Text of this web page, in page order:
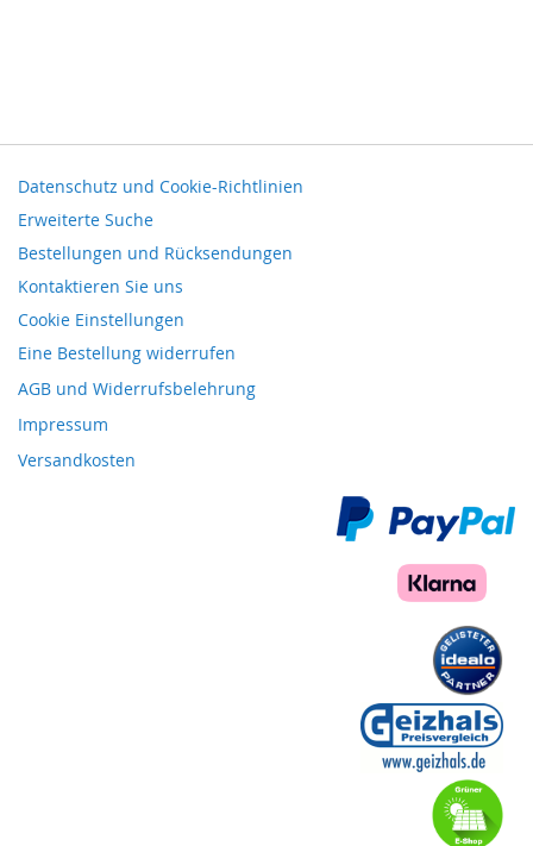
Datenschutz und Cookie-Richtlinien
Erweiterte Suche
Bestellungen und Rücksendungen
Kontaktieren Sie uns
Cookie Einstellungen
Eine Bestellung widerrufen
AGB und Widerrufsbelehrung
Impressum
Versandkosten